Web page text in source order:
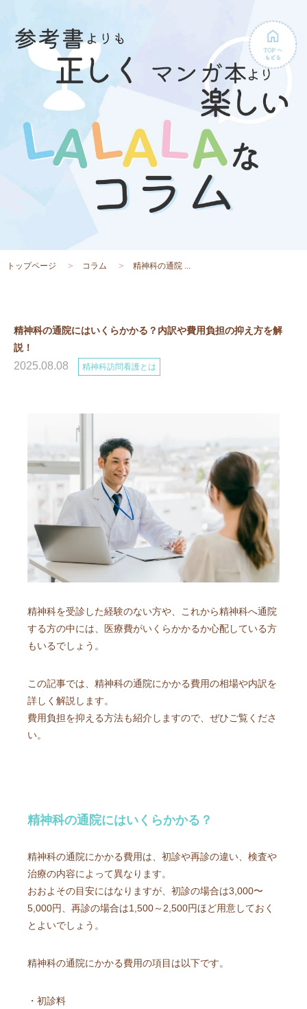
トップページ コラム 精神科の通院 ...
精神科の通院にはいくらかかる？内訳や費用負担の抑え方を解
説！
2025.08.08 精神科訪問看護とは
精神科を受診した経験のない方や、これから精神科へ通院
する方の中には、医療費がいくらかかるか心配している方
もいるでしょう。
この記事では、精神科の通院にかかる費用の相場や内訳を
詳しく解説します。
費用負担を抑える方法も紹介しますので、ぜひご覧くださ
い。
精神科の通院にはいくらかかる？
精神科の通院にかかる費用は、初診や再診の違い、検査や
治療の内容によって異なります。
おおよその目安にはなりますが、初診の場合は3,000〜
5,000円、再診の場合は1,500～2,500円ほど用意しておく
とよいでしょう。
精神科の通院にかかる費用の項目は以下です。
・初診料